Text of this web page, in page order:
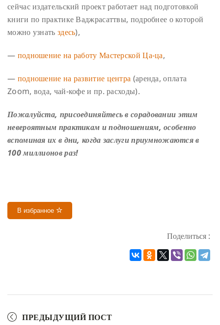
сейчас издательский проект работает над подготовкой
книги по практике Ваджрасаттвы, подробнее о которой
можно узнать здесь),
— подношение на работу Мастерской Ца-ца,
— подношение на развитие центра (аренда, оплата
Zoom, вода, чай-кофе и пр. расходы).
Пожалуйста, присоединяйтесь в сорадовании этим
невероятным практикам и подношениям, особенно
вспоминая их в дни, когда заслуги приумножаются в
100 миллионов раз!
В избранное
Поделиться :
ПРЕДЫДУЩИЙ ПОСТ